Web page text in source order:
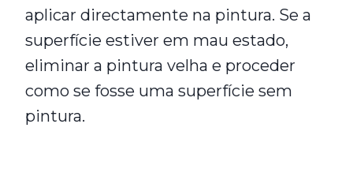
aplicar directamente na pintura. Se a
superfície estiver em mau estado,
eliminar a pintura velha e proceder
como se fosse uma superfície sem
pintura.